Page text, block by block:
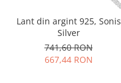
Lant din argint 925, Sonis
Silver
741,60 RON
667,44 RON